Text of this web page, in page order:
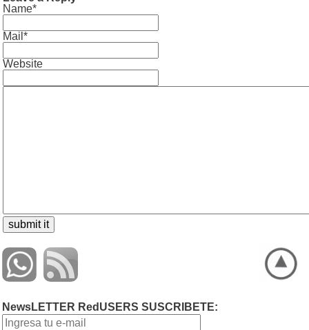
Name*
Mail*
Website
NewsLETTER RedUSERS SUSCRIBETE: